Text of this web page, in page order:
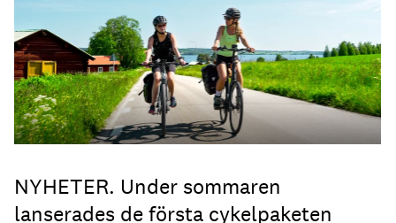
NYHETER. Under sommaren
lanserades de första cykelpaketen